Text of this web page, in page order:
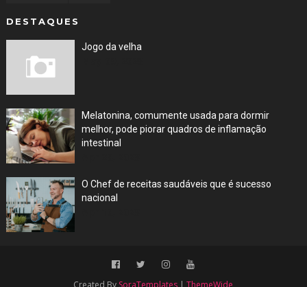
DESTAQUES
Jogo da velha
Melatonina, comumente usada para dormir
melhor, pode piorar quadros de inflamação
intestinal
O Chef de receitas saudáveis que é sucesso
nacional
Created By SoraTemplates |ThemeWide